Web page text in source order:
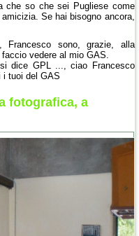
che so che sei Pugliese come
Se hai bisogno ancora,
sono, grazie, alla
vedere al mio GAS.
dice GPL ..., ciao Francesco
i tuoi del GAS
fotografica, a